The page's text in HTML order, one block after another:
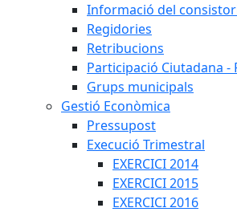
Informació del
Regidories
Retribucions
Participació Ciutadana -
Grups municipals
Gestió Econòmica
Pressupost
Execució Trimestral
EXERCICI 2014
EXERCICI 2015
EXERCICI 2016